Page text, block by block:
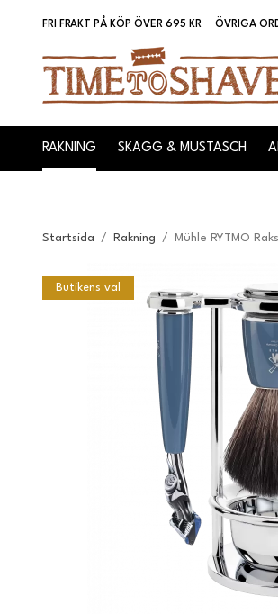
FRI FRAKT PÅ KÖP ÖVER 695 KR ÖVRIGA
RAKNING SKÄGG & MUSTASCH
Startsida / Rakning / Mühle RYTMO
Butikens val